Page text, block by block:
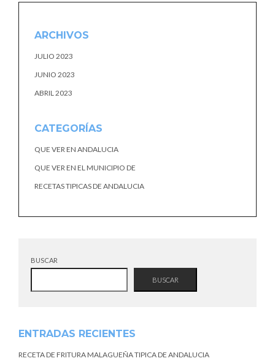
ARCHIVOS
JULIO 2023
JUNIO 2023
ABRIL 2023
CATEGORÍAS
QUE VER EN ANDALUCIA
QUE VER EN EL MUNICIPIO DE
RECETAS TIPICAS DE ANDALUCIA
BUSCAR
BUSCAR
ENTRADAS RECIENTES
RECETA DE FRITURA MALAGUEÑA TIPICA DE ANDALUCIA